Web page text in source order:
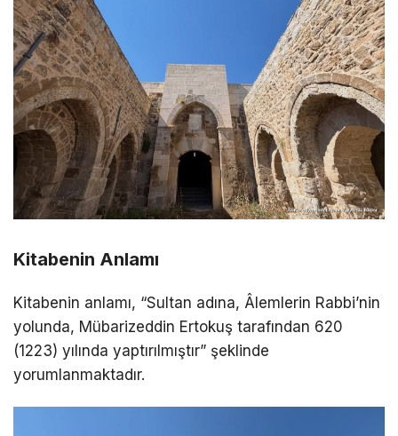
Kitabenin Anlamı
Kitabenin anlamı, “Sultan adına, Âlemlerin Rabbi’nin
yolunda, Mübarizeddin Ertokuş tarafından 620
(1223) yılında yaptırılmıştır” şeklinde
yorumlanmaktadır.